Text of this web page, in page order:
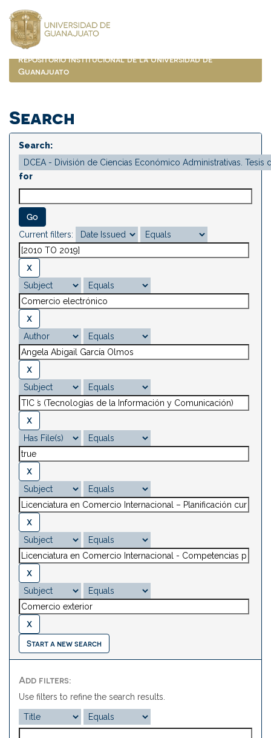
navigation
Repositorio Institucional de la Universidad de
Guanajuato
Search
Search:
for
Current filters:
Start a new search
Add filters:
Use filters to refine the search results.